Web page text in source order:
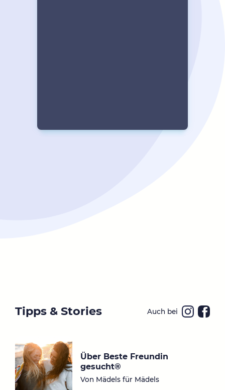
Tipps & Stories Auch bei
Über Beste Freundin
gesucht®
Von Mädels für Mädels